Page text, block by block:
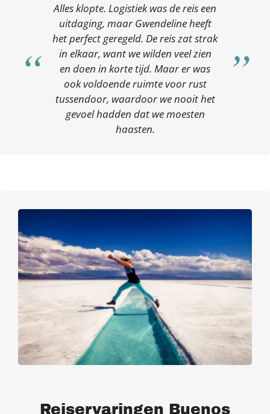
Alles klopte. Logistiek was de reis een
uitdaging, maar Gwendeline heeft
het perfect geregeld. De reis zat strak
in elkaar, want we wilden veel zien
en doen in korte tijd. Maar er was
ook voldoende ruimte voor rust
tussendoor, waardoor we nooit het
gevoel hadden dat we moesten
haasten.
Reiservaringen Buenos